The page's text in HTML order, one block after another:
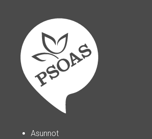
Asunnot